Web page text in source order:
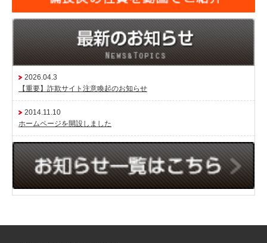
2026.04.3
【重要】詐欺サイト注意喚起のお知らせ
2014.11.10
ホームページを開設しました